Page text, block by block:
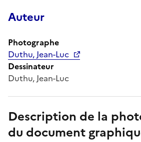
Auteur
Photographe
Duthu, Jean-Luc
Dessinateur
Duthu, Jean-Luc
Description de la
du document